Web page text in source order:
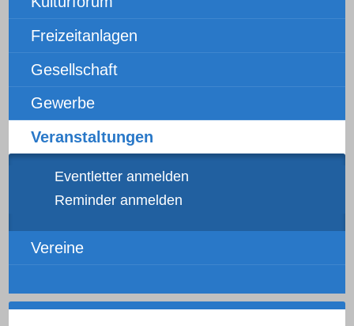
Freizeitanlagen
Gesellschaft
Gewerbe
Veranstaltungen
Eventletter anmelden
Reminder anmelden
Vereine